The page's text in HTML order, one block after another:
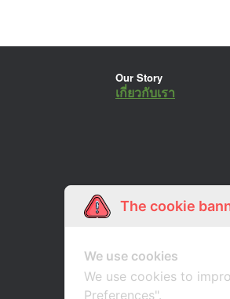
Our Story
เกี่ยวกับเรา
The cookie
We use cookies
We use cookies to
Preferences".